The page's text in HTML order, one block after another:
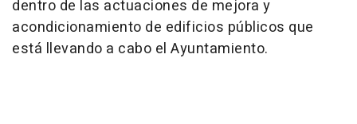
dentro de las actuaciones de mejora y
acondicionamiento de edificios públicos que
está llevando a cabo el Ayuntamiento.